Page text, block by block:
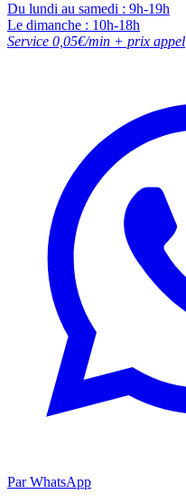
Du lundi au samedi : 9h-19h
Le dimanche : 10h-18h
Service 0,05€/min + prix appel
Par WhatsApp